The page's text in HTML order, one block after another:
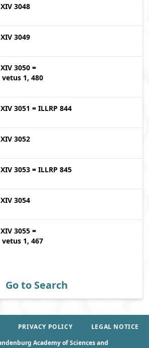
XIV 3048
XIV 3049
XIV 3050 =
1, 480
XIV 3051 = ILLRP 844
XIV 3052
XIV 3053 = ILLRP 845
XIV 3054
XIV 3055 =
1, 467
Go to Search
PRIVACY POLICY
LEGAL NOTICE
Academy of Sciences and